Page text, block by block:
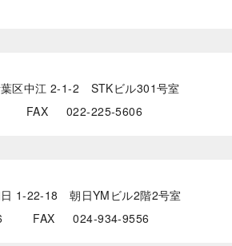
区中江 2-1-2 STKビル301号室
FAX 022-225-5606
1-22-18 朝日YMビル2階2号室
FAX 024-934-9556